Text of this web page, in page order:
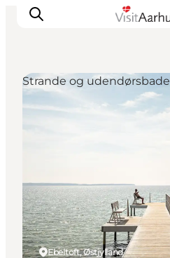
Oplevelser
Planlæg ferien
Transport
Ebeltoft, Østjylland
Strande og udendørsbade